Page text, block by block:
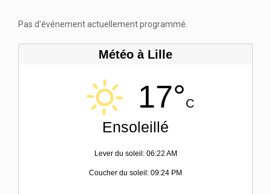
Pas d'événement actuellement programmé.
Météo à Lille
17°C
Ensoleillé
Lever du soleil: 06:22 AM
Coucher du soleil: 09:24 PM